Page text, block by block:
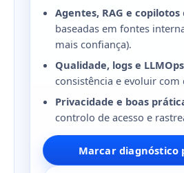
Agentes, RAG e copilotos
baseadas em fontes
mais confiança).
Qualidade, logs e LLMOps
consistência e evoluir com
Privacidade e boas
controlo de acesso e
Marcar diagnóstico